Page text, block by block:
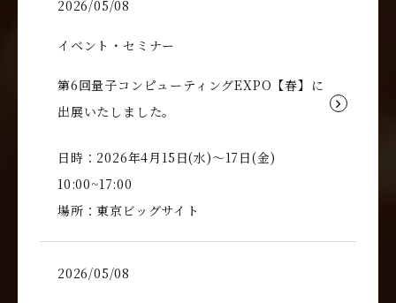
2026/05/08
イベント・セミナー
第6回量子コンピューティングEXPO【春】に
出展いたしました。
日時：2026年4月15日(水)～17日(金)
10:00~17:00
場所：東京ビッグサイト
2026/05/08